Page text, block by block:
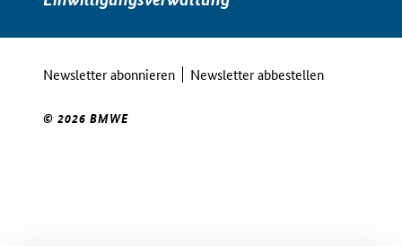
Newsletter abonnieren Newsletter abbestellen
© 2026 BMWE